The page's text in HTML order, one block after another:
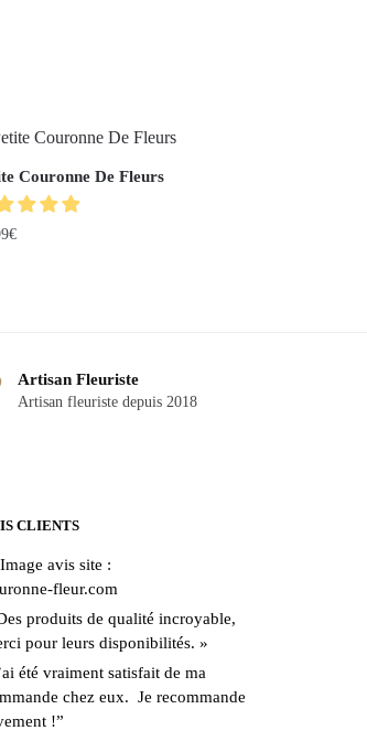
Couronne De Fleurs
€
Artisan Fleuriste
Artisan fleuriste depuis 2018
CLIENTS
produits de qualité incroyable,
pour leurs disponibilités. »
été vraiment satisfait de ma
chez eux. Je recommande
!”